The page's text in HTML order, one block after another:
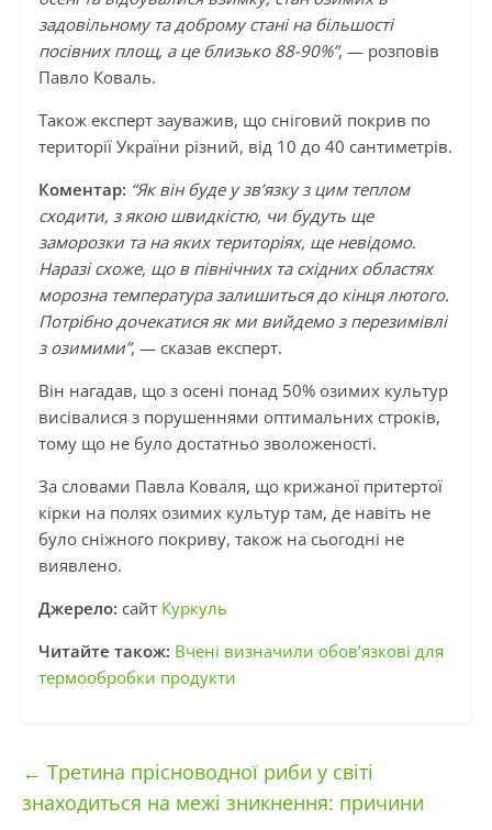
задовільному та доброму стані на більшості
посівних площ, а це близько 88-90%”, — розповів
Павло Коваль.
Також експерт зауважив, що сніговий покрив по
території України різний, від 10 до 40 сантиметрів.
Коментар: “Як він буде у зв’язку з цим теплом
сходити, з якою швидкістю, чи будуть ще
заморозки та на яких територіях, ще невідомо.
Наразі схоже, що в північних та східних областях
морозна температура залишиться до кінця лютого.
Потрібно дочекатися як ми вийдемо з перезимівлі
з озимими”, — сказав експерт.
Він нагадав, що з осені понад 50% озимих культур
висівалися з порушеннями оптимальних строків,
тому що не було достатньо зволоженості.
За словами Павла Коваля, що крижаної притертої
кірки на полях озимих культур там, де навіть не
було сніжного покриву, також на сьогодні не
виявлено.
Джерело: сайтКуркуль
Читайте також: Вчені визначили обов’язкові для
термообробки продукти
← Третина прісноводної риби у світі
знаходиться на межі зникнення: причини